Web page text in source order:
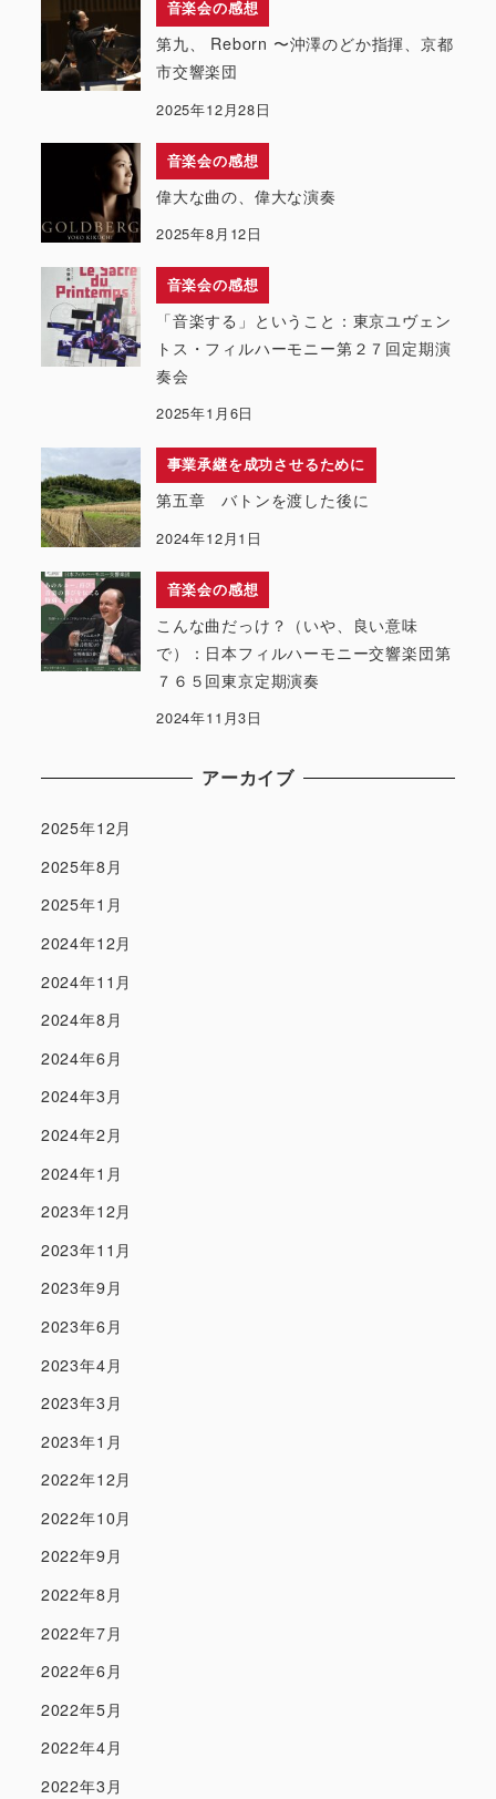
音楽会の感想
第九、 Reborn 〜沖澤のどか指揮、京都
市交響楽団
2025年12月28日
音楽会の感想
偉大な曲の、偉大な演奏
2025年8月12日
音楽会の感想
「音楽する」ということ：東京ユヴェン
トス・フィルハーモニー第２７回定期演
奏会
2025年1月6日
事業承継を成功させるために
第五章 バトンを渡した後に
2024年12月1日
音楽会の感想
こんな曲だっけ？（いや、良い意味
で）：日本フィルハーモニー交響楽団第
７６５回東京定期演奏
2024年11月3日
アーカイブ
2025年12月
2025年8月
2025年1月
2024年12月
2024年11月
2024年8月
2024年6月
2024年3月
2024年2月
2024年1月
2023年12月
2023年11月
2023年9月
2023年6月
2023年4月
2023年3月
2023年1月
2022年12月
2022年10月
2022年9月
2022年8月
2022年7月
2022年6月
2022年5月
2022年4月
2022年3月